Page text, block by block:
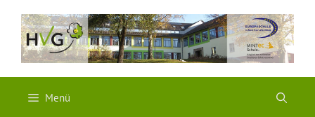
Inhalt
springen
Menü